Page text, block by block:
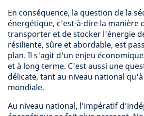
En conséquence, la question de la
énergétique, c'est-à-dire la manière
transporter et de stocker l'énergie
résiliente, sûre et abordable, est
plan. Il s'agit d'un enjeu
et à long terme. C'est aussi une
délicate, tant au niveau national
mondiale.
Au niveau national, l’impératif